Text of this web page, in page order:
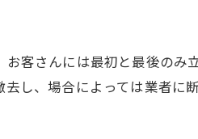
客さんには最初と最後のみ
し、場合によっては業者に